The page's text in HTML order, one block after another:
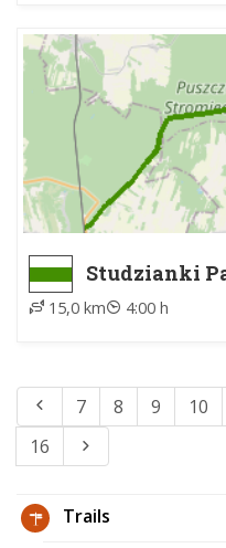
Studzianki
PKP
15,0 km 4:00 h
7 8 9 10
16
Trails